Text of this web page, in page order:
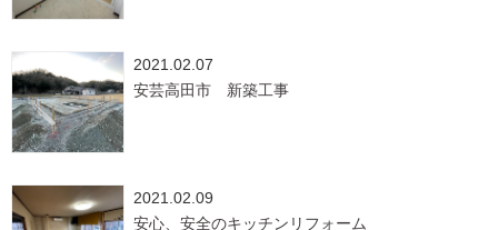
2021.02.07
安芸高田市 新築工事
2021.02.09
安心、安全のキッチンリフォーム